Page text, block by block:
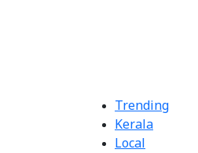
Trending
Kerala
Local